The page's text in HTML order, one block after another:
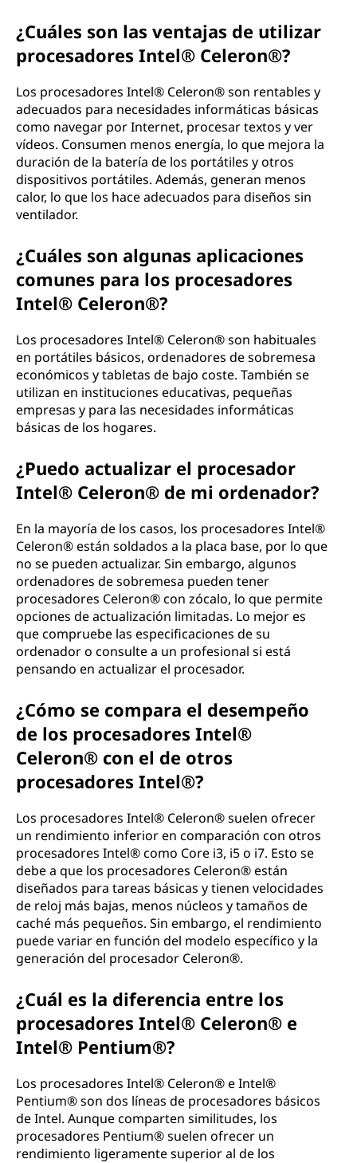
¿Cuáles son las ventajas de utilizar
procesadores Intel® Celeron®?
Los procesadores Intel® Celeron® son rentables y
adecuados para necesidades informáticas básicas
como navegar por Internet, procesar textos y ver
vídeos. Consumen menos energía, lo que mejora la
duración de la batería de los portátiles y otros
dispositivos portátiles. Además, generan menos
calor, lo que los hace adecuados para diseños sin
ventilador.
¿Cuáles son algunas aplicaciones
comunes para los procesadores
Intel® Celeron®?
Los procesadores Intel® Celeron® son habituales
en portátiles básicos, ordenadores de sobremesa
económicos y tabletas de bajo coste. También se
utilizan en instituciones educativas, pequeñas
empresas y para las necesidades informáticas
básicas de los hogares.
¿Puedo actualizar el procesador
Intel® Celeron® de mi ordenador?
En la mayoría de los casos, los procesadores Intel®
Celeron® están soldados a la placa base, por lo que
no se pueden actualizar. Sin embargo, algunos
ordenadores de sobremesa pueden tener
procesadores Celeron® con zócalo, lo que permite
opciones de actualización limitadas. Lo mejor es
que compruebe las especificaciones de su
ordenador o consulte a un profesional si está
pensando en actualizar el procesador.
¿Cómo se compara el desempeño
de los procesadores Intel®
Celeron® con el de otros
procesadores Intel®?
Los procesadores Intel® Celeron® suelen ofrecer
un rendimiento inferior en comparación con otros
procesadores Intel® como Core i3, i5 o i7. Esto se
debe a que los procesadores Celeron® están
diseñados para tareas básicas y tienen velocidades
de reloj más bajas, menos núcleos y tamaños de
caché más pequeños. Sin embargo, el rendimiento
puede variar en función del modelo específico y la
generación del procesador Celeron®.
¿Cuál es la diferencia entre los
procesadores Intel® Celeron® e
Intel® Pentium®?
Los procesadores Intel® Celeron® e Intel®
Pentium® son dos líneas de procesadores básicos
de Intel. Aunque comparten similitudes, los
procesadores Pentium® suelen ofrecer un
rendimiento ligeramente superior al de los